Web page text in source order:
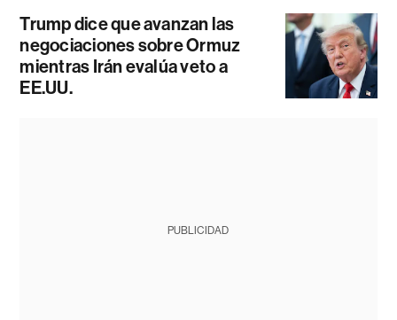
Trump dice que avanzan las
negociaciones sobre Ormuz
mientras Irán evalúa veto a
EE.UU.
PUBLICIDAD